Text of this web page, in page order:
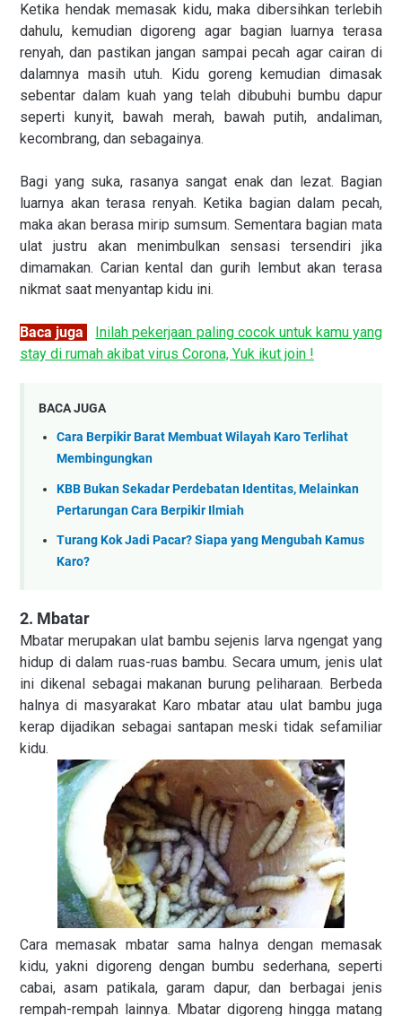
Ketika hendak memasak kidu, maka dibersihkan terlebih
dahulu, kemudian digoreng agar bagian luarnya terasa
renyah, dan pastikan jangan sampai pecah agar cairan di
dalamnya masih utuh. Kidu goreng kemudian dimasak
sebentar dalam kuah yang telah dibubuhi bumbu dapur
seperti kunyit, bawah merah, bawah putih, andaliman,
kecombrang, dan sebagainya.
Bagi yang suka, rasanya sangat enak dan lezat. Bagian
luarnya akan terasa renyah. Ketika bagian dalam pecah,
maka akan berasa mirip sumsum. Sementara bagian mata
ulat justru akan menimbulkan sensasi tersendiri jika
dimamakan. Carian kental dan gurih lembut akan terasa
nikmat saat menyantap kidu ini.
Baca juga
Inilah pekerjaan paling cocok untuk kamu yang
stay di rumah akibat virus Corona, Yuk ikut join !
BACA JUGA
Cara Berpikir Barat Membuat Wilayah Karo Terlihat
Membingungkan
KBB Bukan Sekadar Perdebatan Identitas, Melainkan
Pertarungan Cara Berpikir Ilmiah
Turang Kok Jadi Pacar? Siapa yang Mengubah Kamus
Karo?
2. Mbatar
Mbatar merupakan ulat bambu sejenis larva ngengat yang
hidup di dalam ruas-ruas bambu. Secara umum, jenis ulat
ini dikenal sebagai makanan burung peliharaan. Berbeda
halnya di masyarakat Karo mbatar atau ulat bambu juga
kerap dijadikan sebagai santapan meski tidak sefamiliar
kidu.
Cara memasak mbatar sama halnya dengan memasak
kidu, yakni digoreng dengan bumbu sederhana, seperti
cabai, asam patikala, garam dapur, dan berbagai jenis
rempah-rempah lainnya. Mbatar digoreng hingga matang